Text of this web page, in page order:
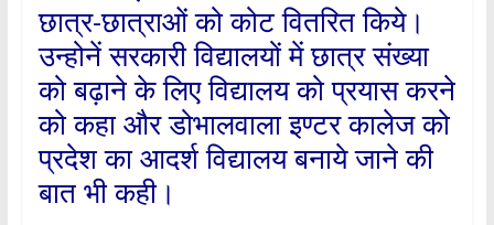
छात्र-छात्राओं को कोट वितरित किये।
उन्होनें सरकारी विद्यालयों में छात्र संख्या
को बढ़ाने के लिए विद्यालय को प्रयास करने
को कहा और डोभालवाला इण्टर कालेज को
प्रदेश का आदर्श विद्यालय बनाये जाने की
बात भी कही।